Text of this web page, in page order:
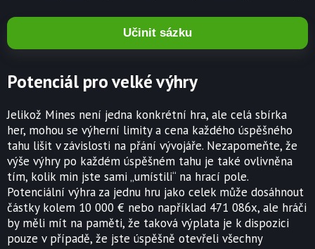
Učinit sázku
Potenciál pro velké výhry
Jelikož Mines není jedna konkrétní hra, ale celá sbírka
her, mohou se výherní limity a cena každého úspěšného
tahu lišit v závislosti na přání vývojáře. Nezapomeňte, že
výše výhry po každém úspěšném tahu je také ovlivněna
tím, kolik min jste sami „umístili“ na hrací pole.
Potenciální výhra za jednu hru jako celek může dosáhnout
částky kolem 10 000 € nebo například 471 086x, ale hráči
by měli mít na paměti, že taková výplata je k dispozici
pouze v případě, že jste úspěšně otevřeli všechny